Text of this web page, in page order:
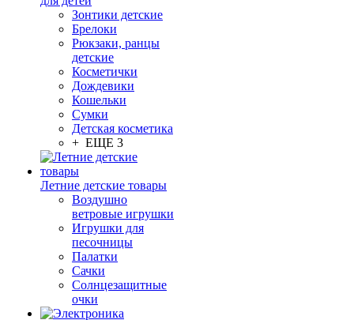
Зонтики детские
Брелоки
Рюкзаки, ранцы
детские
Косметички
Дождевики
Кошельки
Сумки
Детская косметика
+ ЕЩЕ 3
Летние детские товары
Воздушно
ветровые игрушки
Игрушки для
песочницы
Палатки
Сачки
Солнцезащитные
очки